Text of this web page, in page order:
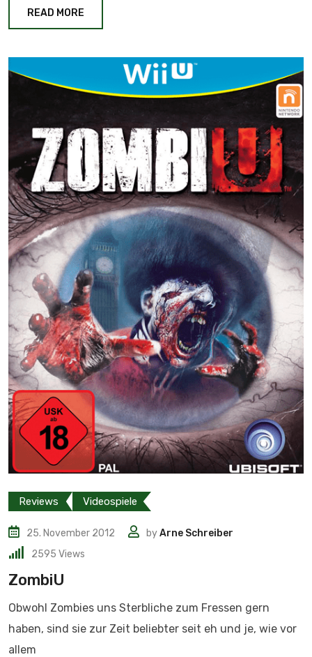
READ MORE
Reviews Videospiele
25. November 2012 byArne Schreiber
2595 Views
ZombiU
Obwohl Zombies uns Sterbliche zum Fressen gern
haben, sind sie zur Zeit beliebter seit eh und je, wie vor
allem